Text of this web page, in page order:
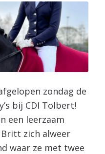
zondag de
bij CDI Tolbert!
een leerzaam
zich alweer
waar ze met twee